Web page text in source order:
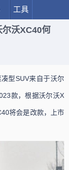
工具
沃XC40何
型SUV来自于沃尔
款，根据沃尔沃X
将会是改款，上市